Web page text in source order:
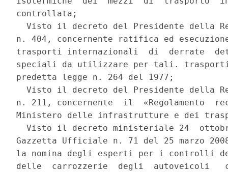
controllata;
Visto il decreto del Presidente della
n. 404, concernente ratifica ed
trasporti internazionali  di  derrate
speciali da utilizzare per tali.
predetta legge n. 264 del 1977;
Visto il decreto del Presidente della
n. 211, concernente  il  «Regolamento
Ministero delle infrastrutture e dei
Visto il decreto ministeriale 24
Gazzetta Ufficiale n. 71 del 25 marzo
la nomina degli esperti per i controlli
delle  carrozzerie  degli  autoveicoli